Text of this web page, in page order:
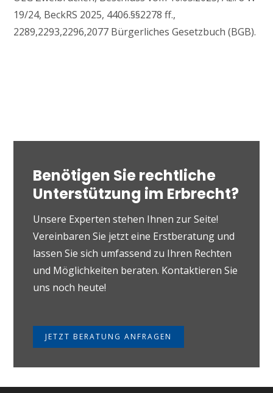
19/24, BeckRS 2025, 4406.§§2278 ff.,
2289,2293,2296,2077 Bürgerliches Gesetzbuch (BGB).
Benötigen Sie rechtliche
Unterstützung im Erbrecht?
Unsere Experten stehen Ihnen zur Seite!
Vereinbaren Sie jetzt eine Erstberatung und
lassen Sie sich umfassend zu Ihren Rechten
und Möglichkeiten beraten. Kontaktieren Sie
uns noch heute!
JETZT BERATUNG ANFRAGEN